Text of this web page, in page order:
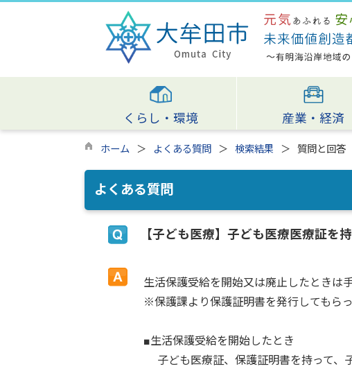
くらし・環境 産業・経済
ホーム よくある質問 検索結果 質問と回答
よくある質問
【子ども医療】子ども医療医療証を
生活保護受給を開始又は廃止したときは
※保護課より保護証明書を発行してもらっ
■生活保護受給を開始したとき
子ども医療証、保護証明書を持って、